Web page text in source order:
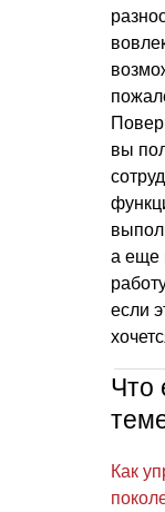
вы
а еще
если
Что
Как